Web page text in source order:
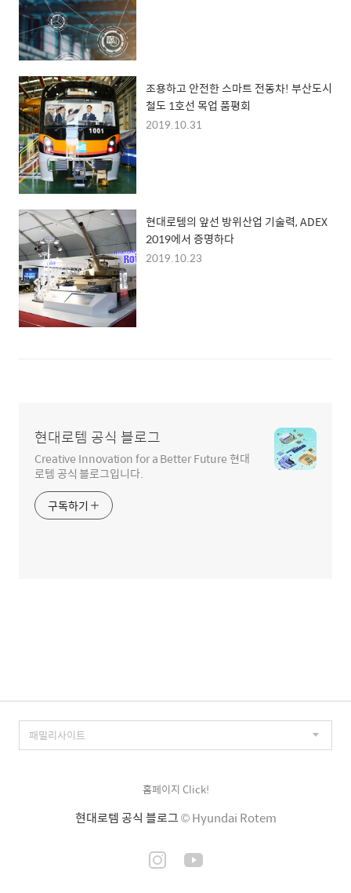
조용하고 안전한 스마트 전동차! 부산도시
철도 1호선 목업 품평회
2019.10.31
현대로템의 앞선 방위산업 기술력, ADEX
2019에서 증명하다
2019.10.23
현대로템 공식 블로그
Creative Innovation for a Better Future 현대
로템 공식 블로그입니다.
구독하기
홈페이지 Click!
현대로템 공식 블로그© Hyundai Rotem